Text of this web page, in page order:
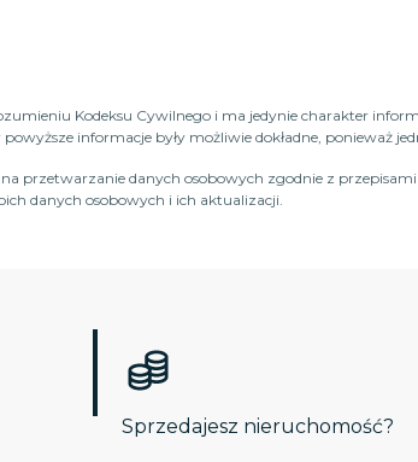
Kodeksu Cywilnego i ma jedynie charakter
informacje były możliwie dokładne, ponieważ
przetwarzanie danych osobowych zgodnie z
danych osobowych i ich aktualizacji.
Sprzedajesz nieruchomość?